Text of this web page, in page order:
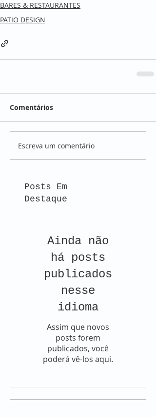
BARES & RESTAURANTES
PATIO DESIGN
Comentários
Escreva um comentário
Posts Em
Destaque
Ainda não
há posts
publicados
nesse
idioma
Assim que novos
posts forem
publicados, você
poderá vê-los aqui.